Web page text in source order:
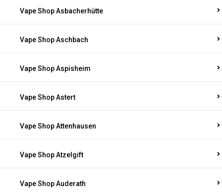
Vape Shop Asbacherhütte
Vape Shop Aschbach
Vape Shop Aspisheim
Vape Shop Astert
Vape Shop Attenhausen
Vape Shop Atzelgift
Vape Shop Auderath